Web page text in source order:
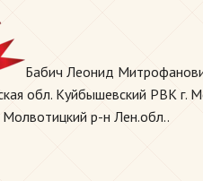
Бабич Леонид
обл. Куйбышевский РВК г.
р-н Лен.обл..